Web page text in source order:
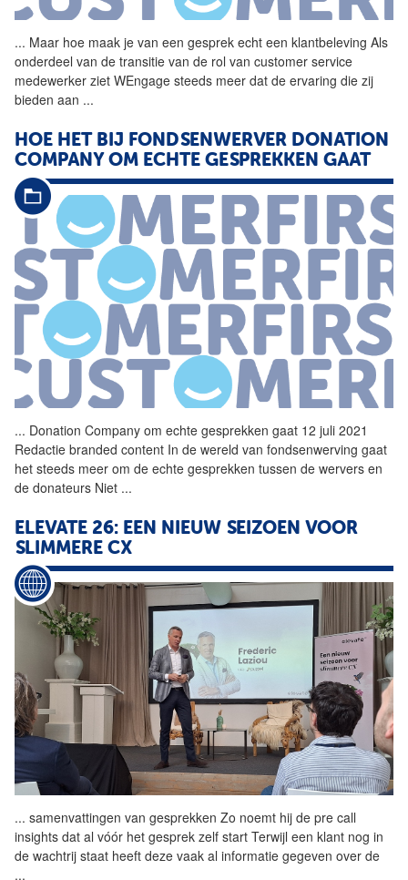
... Maar hoe maak je van een gesprek echt een klantbeleving Als
onderdeel van de transitie van de rol van customer service
medewerker ziet WEngage steeds meer dat de ervaring die zij
bieden aan ...
HOE HET BIJ FONDSENWERVER DONATION
COMPANY OM ECHTE GESPREKKEN GAAT
... Donation Company om echte gesprekken gaat 12 juli 2021
Redactie branded content In de wereld van fondsenwerving gaat
het steeds meer om de echte gesprekken tussen de wervers en
de donateurs Niet ...
ELEVATE 26: EEN NIEUW SEIZOEN VOOR
SLIMMERE CX
... samenvattingen van gesprekken Zo noemt hij de pre call
insights dat al vóór het gesprek zelf start Terwijl een klant nog in
de wachtrij staat heeft deze vaak al informatie gegeven over de
...